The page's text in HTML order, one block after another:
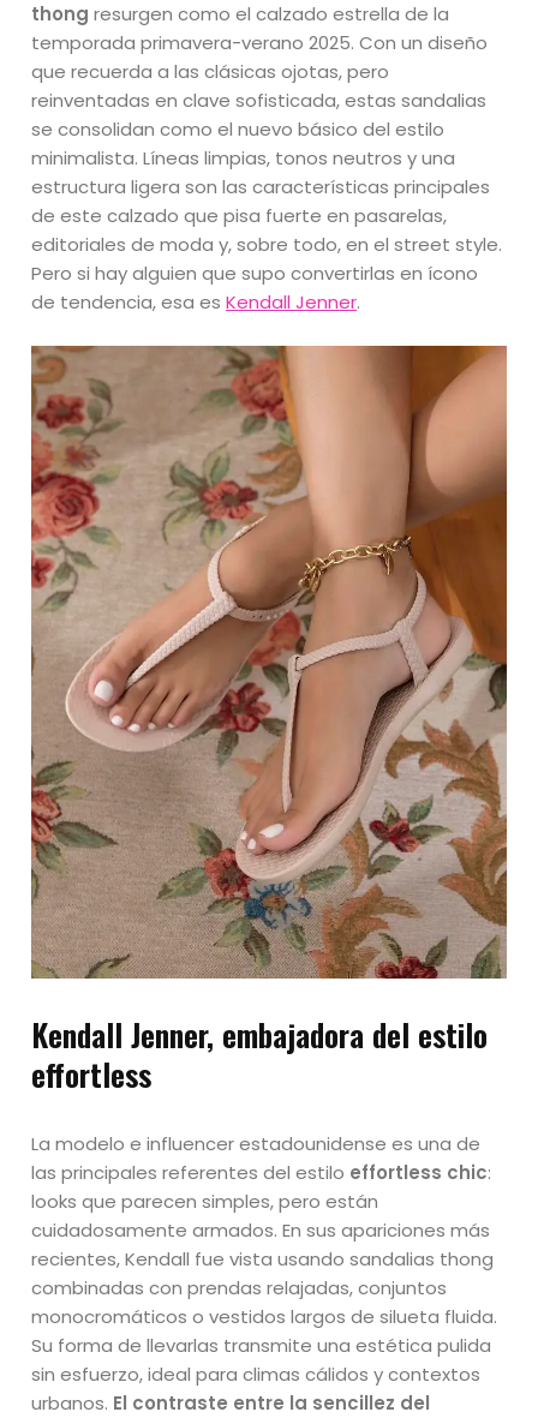
thong resurgen como el calzado estrella de la
temporada primavera-verano 2025. Con un diseño
que recuerda a las clásicas ojotas, pero
reinventadas en clave sofisticada, estas sandalias
se consolidan como el nuevo básico del estilo
minimalista. Líneas limpias, tonos neutros y una
estructura ligera son las características principales
de este calzado que pisa fuerte en pasarelas,
editoriales de moda y, sobre todo, en el street style.
Pero si hay alguien que supo convertirlas en ícono
de tendencia, esa esKendall Jenner.
Kendall Jenner, embajadora del estilo
effortless
La modelo e influencer estadounidense es una de
las principales referentes del estilo effortless chic:
looks que parecen simples, pero están
cuidadosamente armados. En sus apariciones más
recientes, Kendall fue vista usando sandalias thong
combinadas con prendas relajadas, conjuntos
monocromáticos o vestidos largos de silueta fluida.
Su forma de llevarlas transmite una estética pulida
sin esfuerzo, ideal para climas cálidos y contextos
urbanos. El contraste entre la sencillez del